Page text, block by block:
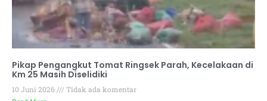
Pikap Pengangkut Tomat Ringsek Parah, Kecelakaan di
Km 25 Masih Diselidiki
10 Juni 2026 Tidak ada komentar